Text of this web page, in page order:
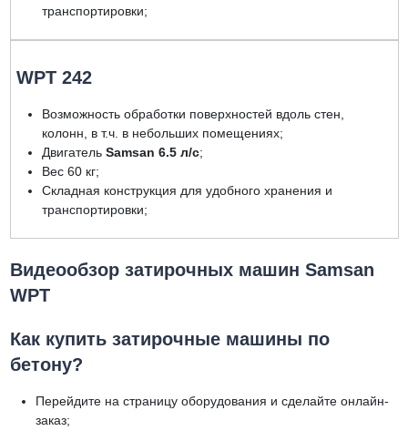
транспортировки;
WPT 242
Возможность обработки поверхностей вдоль стен,
колонн, в т.ч. в небольших помещениях;
Двигатель Samsan 6.5 л/с;
Вес 60 кг;
Складная конструкция для удобного хранения и
транспортировки;
Видеообзор затирочных машин Samsan
WPT
Как купить затирочные машины по
бетону?
Перейдите на страницу оборудования и сделайте онлайн-
заказ;